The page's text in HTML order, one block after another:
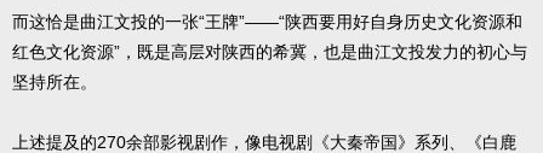
而这恰是曲江文投的一张“王牌”——“陕西要用好自身历史文化资源和
红色文化资源”，既是高层对陕西的希冀，也是曲江文投发力的初心与
坚持所在。
上述提及的270余部影视剧作，像电视剧《大秦帝国》系列、《白鹿